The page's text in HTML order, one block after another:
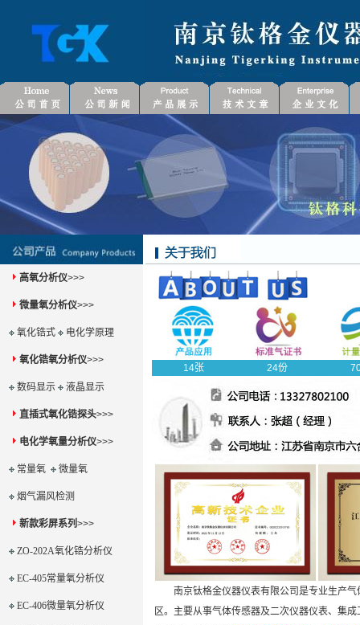
高氧分析仪>>>
微量氧分析仪>>>
氧化锆式 电化学原理
氧化锆氧分析仪>>>
数码显示 液晶显示
直插式氧化锆探头>>>
电化学氧量分析仪>>>
常量氧 微量氧
烟气漏风检测
新款彩屏系列>>>
ZO-202A氧化锆分析仪
EC-405常量氧分析仪
EC-406微量氧分析仪
14张 24份
南京钛格金仪器仪表有限公司是专业生产气
区。主要从事气体传感器及二次仪器仪表、集